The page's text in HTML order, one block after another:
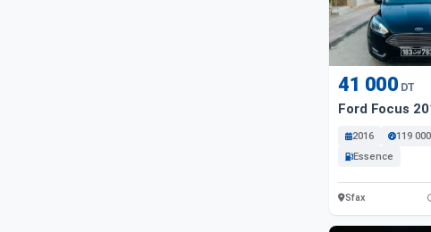
41 000 DT
Ford Focus
2016
119
Essence
Sfax